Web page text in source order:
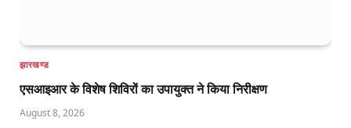
झारखण्ड
एसआइआर के विशेष शिविरों का उपायुक्त ने किया निरीक्षण
August 8, 2026